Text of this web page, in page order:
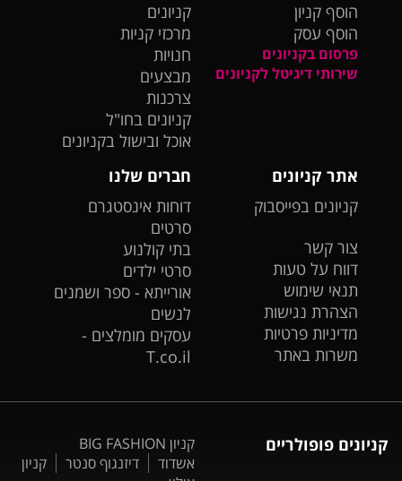
הוסף קניון
הוסף עסק
פרסום בקניונים
שירותי דיגיטל לקניונים
קניונים
מרכזי קניות
חנויות
מבצעים
צרכנות
קניונים בחו"ל
אוכל ובישול בקניונים
אתר קניונים
קניונים בפייסבוק
צור קשר
דווח על טעות
תנאי שימוש
הצהרת נגישות
מדיניות פרטיות
משרות באתר
חברים שלנו
דוחות אינסטגרם
סרטים
בתי קולנוע
סרטי ילדים
אורייתא - ספר ושמנים
לנשים
עסקים מומלצים -
T.co.il
קניונים פופולריים
קניון BIG FASHION
אשדוד
דיזנגוף סנטר
קניון